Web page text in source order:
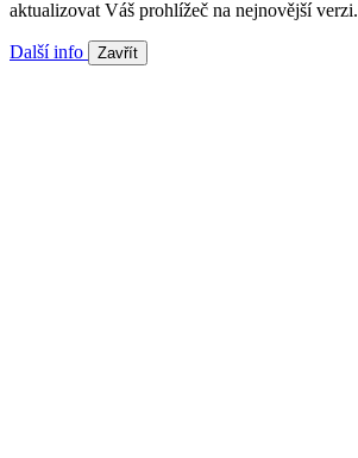
aktualizovat Váš prohlížeč na nejnovější verzi.
Další info Zavřít